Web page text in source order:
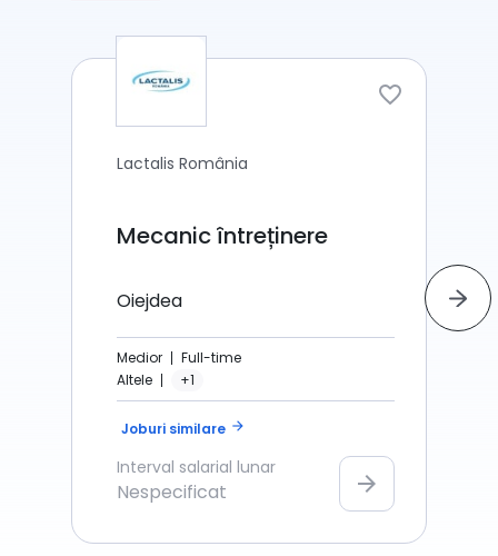
Lactalis România
Mecanic întreținere
Oiejdea
Medior
Full-time
Altele
+1
Joburi similare arrow_forward
Interval salarial lunar
Nespecificat arrow_forward